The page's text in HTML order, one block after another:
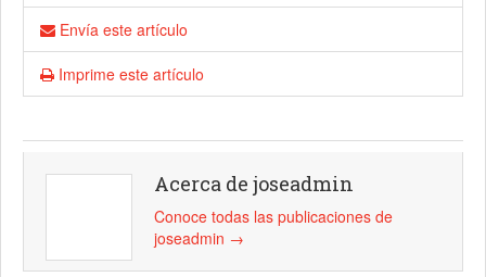
Envía este artículo
Imprime este artículo
Acerca de joseadmin
Conoce todas las publicaciones de
joseadmin →